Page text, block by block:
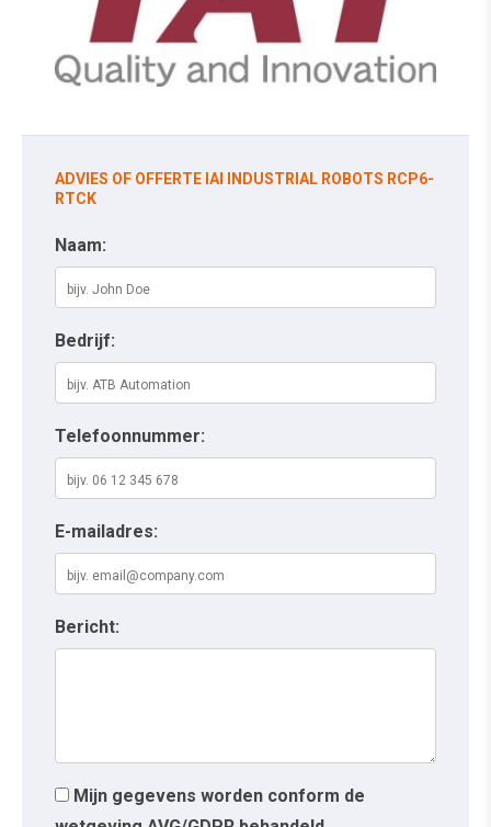
ADVIES OF OFFERTE IAI INDUSTRIAL ROBOTS RCP6-
RTCK
Naam:
Bedrijf:
Telefoonnummer:
E-mailadres:
Bericht:
Mijn gegevens worden conform de